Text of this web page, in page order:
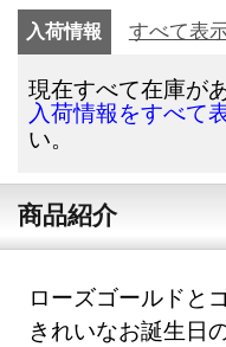
入荷情報 すべて表
現在すべて在庫が
入荷情報をすべて
い。
商品紹介
ローズゴールドと
きれいなお誕生日